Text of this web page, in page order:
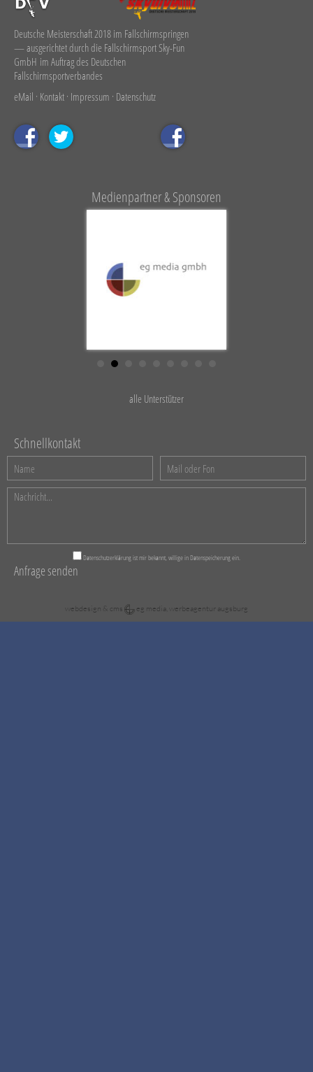
Deutsche Meisterschaft 2018 im Fallschirmspringen
— ausgerichtet durch die Fallschirmsport Sky-Fun
GmbH im Auftrag des Deutschen
Fallschirmsportverbandes
eMail · Kontakt · Impressum · Datenschutz
Medienpartner & Sponsoren
alle Unterstützer
Schnellkontakt
Datenschutzerklärungist mir bekannt, willige in Datenspeicherung ein.
webdesign & cms eg media, werbeagentur augsburg